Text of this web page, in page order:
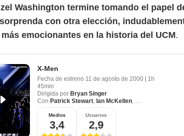
Washington termine tomando el papel
con otra elección,
emocionantes en la historia del UCM.
X-Men
Fecha de estreno 11 de agosto de 2000
1h
45min
Dirigida por Bryan Singer
Con Patrick Stewart, Ian McKellen, Hugh Jackman
Medios
3,4
Usuarios
2,9